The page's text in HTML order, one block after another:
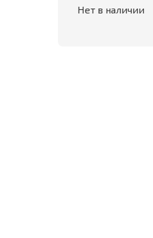
Нет в наличии